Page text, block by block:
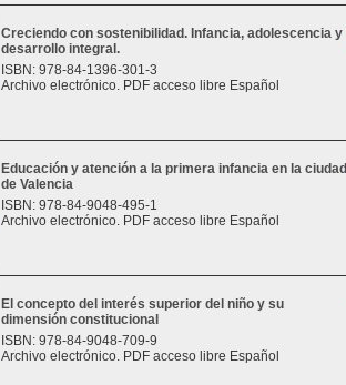
Creciendo con sostenibilidad. Infancia, adolescencia y
desarrollo integral.
ISBN: 978-84-1396-301-3
Archivo electrónico. PDF acceso libre Español
Educación y atención a la primera infancia en la ciudad
de Valencia
ISBN: 978-84-9048-495-1
Archivo electrónico. PDF acceso libre Español
El concepto del interés superior del niño y su
dimensión constitucional
ISBN: 978-84-9048-709-9
Archivo electrónico. PDF acceso libre Español